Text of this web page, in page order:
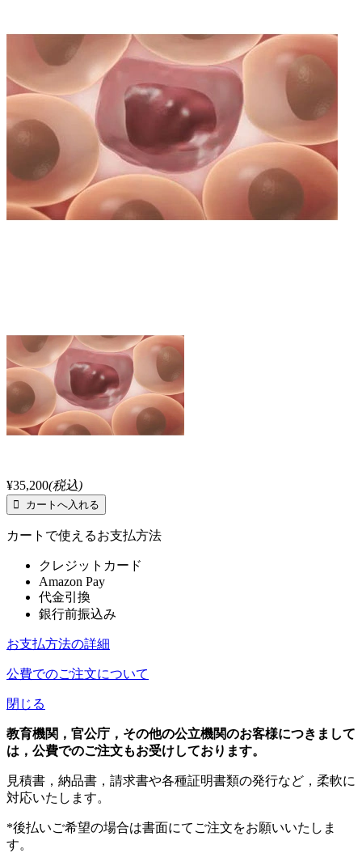
¥35,200(税込)
カートで使えるお支払方法
クレジットカード
Amazon Pay
代金引換
銀行前振込み
お支払方法の詳細
公費でのご注文について
閉じる
教育機関，官公庁，その他の公立機関のお客様につきまして
は，公費でのご注文もお受けしております。
見積書，納品書，請求書や各種証明書類の発行など，柔軟に
対応いたします。
*後払いご希望の場合は書面にてご注文をお願いいたしま
す。